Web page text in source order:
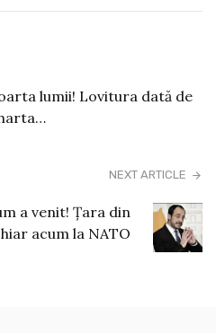
lumii! Lovitura dată de
NEXT ARTICLE
a venit! Țara din
acum la NATO